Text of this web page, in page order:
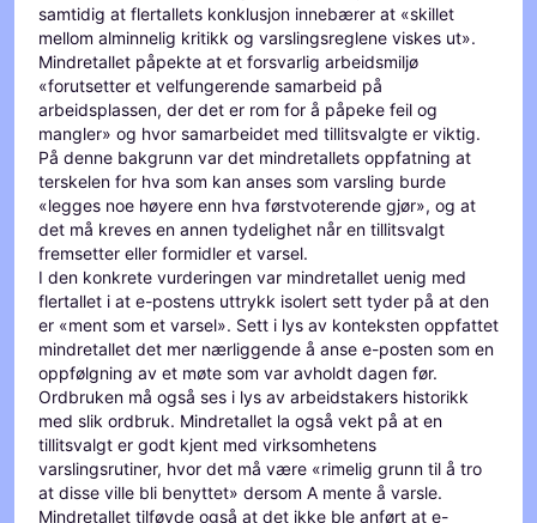
samtidig at flertallets konklusjon innebærer at «skillet
mellom alminnelig kritikk og varslingsreglene viskes ut».
Mindretallet påpekte at et forsvarlig arbeidsmiljø
«forutsetter et velfungerende samarbeid på
arbeidsplassen, der det er rom for å påpeke feil og
mangler» og hvor samarbeidet med tillitsvalgte er viktig.
På denne bakgrunn var det mindretallets oppfatning at
terskelen for hva som kan anses som varsling burde
«legges noe høyere enn hva førstvoterende gjør», og at
det må kreves en annen tydelighet når en tillitsvalgt
fremsetter eller formidler et varsel.
I den konkrete vurderingen var mindretallet uenig med
flertallet i at e-postens uttrykk isolert sett tyder på at den
er «ment som et varsel». Sett i lys av konteksten oppfattet
mindretallet det mer nærliggende å anse e-posten som en
oppfølgning av et møte som var avholdt dagen før.
Ordbruken må også ses i lys av arbeidstakers historikk
med slik ordbruk. Mindretallet la også vekt på at en
tillitsvalgt er godt kjent med virksomhetens
varslingsrutiner, hvor det må være «rimelig grunn til å tro
at disse ville bli benyttet» dersom A mente å varsle.
Mindretallet tilføyde også at det ikke ble anført at e-